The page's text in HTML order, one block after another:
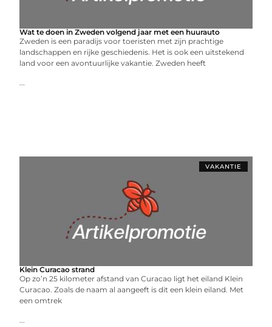
Wat te doen in Zweden volgend jaar met een huurauto
Zweden is een paradijs voor toeristen met zijn prachtige
landschappen en rijke geschiedenis. Het is ook een uitstekend
land voor een avontuurlijke vakantie. Zweden heeft
...
VAKANTIE
Klein Curacao strand
Op zo’n 25 kilometer afstand van Curacao ligt het eiland Klein
Curacao. Zoals de naam al aangeeft is dit een klein eiland. Met
een omtrek
...